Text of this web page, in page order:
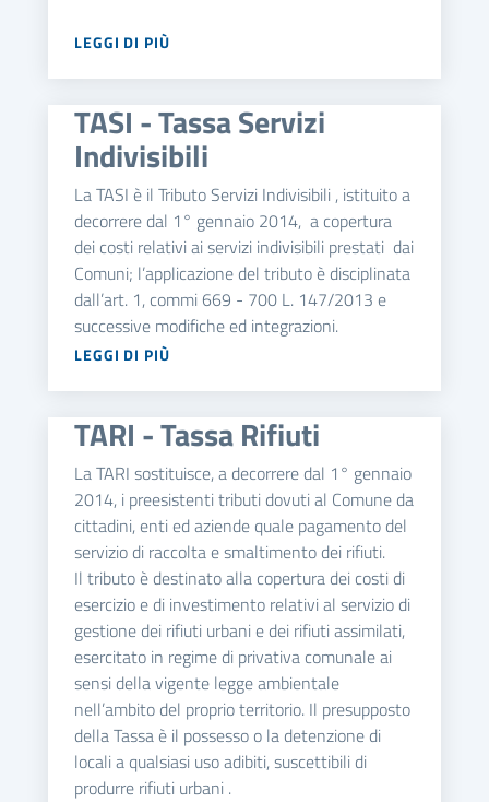
LEGGI DI PIÙ
TASI - Tassa Servizi
Indivisibili
La TASI è il Tributo Servizi Indivisibili , istituito a
decorrere dal 1° gennaio 2014, a copertura
dei costi relativi ai servizi indivisibili prestati dai
Comuni; l’applicazione del tributo è disciplinata
dall’art. 1, commi 669 - 700 L. 147/2013 e
successive modifiche ed integrazioni.
LEGGI DI PIÙ
TARI - Tassa Rifiuti
La TARI sostituisce, a decorrere dal 1° gennaio
2014, i preesistenti tributi dovuti al Comune da
cittadini, enti ed aziende quale pagamento del
servizio di raccolta e smaltimento dei rifiuti.
Il tributo è destinato alla copertura dei costi di
esercizio e di investimento relativi al servizio di
gestione dei rifiuti urbani e dei rifiuti assimilati,
esercitato in regime di privativa comunale ai
sensi della vigente legge ambientale
nell’ambito del proprio territorio. Il presupposto
della Tassa è il possesso o la detenzione di
locali a qualsiasi uso adibiti, suscettibili di
produrre rifiuti urbani .